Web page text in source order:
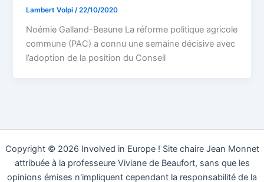
Lambert Volpi/22/10/2020
Noémie Galland-Beaune La réforme politique agricole
commune (PAC) a connu une semaine décisive avec
l’adoption de la position du Conseil
Copyright © 2026 Involved in Europe ! Site chaire Jean Monnet
attribuée à la professeure Viviane de Beaufort, sans que les
opinions émises n'impliquent cependant la responsabilité de la